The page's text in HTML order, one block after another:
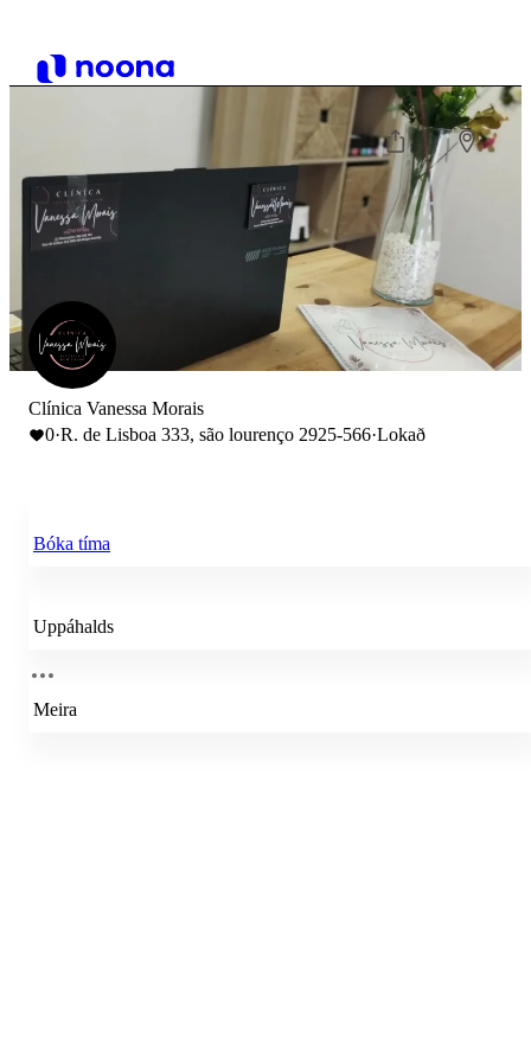
Clínica Vanessa Morais
0·R. de Lisboa 333, são lourenço 2925-566·Lokað
Bóka tíma
Uppáhalds
Meira